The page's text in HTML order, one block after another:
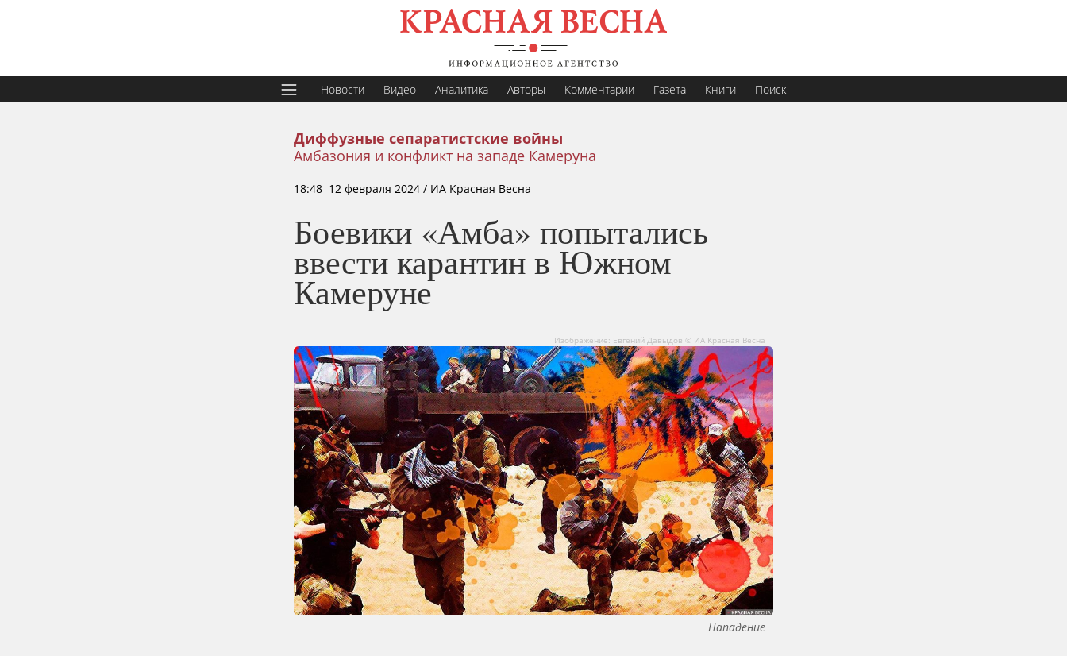
Новости Видео Аналитика Авторы Комментарии Газета Книги Поиск
Диффузные сепаратистские войны
Амбазония и конфликт на западе Камеруна
18:48 12 февраля 2024 / ИА Красная Весна
Боевики «Амба» попытались
ввести карантин в Южном
Камеруне
Изображение: Евгений Давыдов © ИА Красная Весна
Нападение